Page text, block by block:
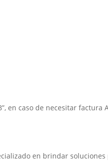
en caso de necesitar
en brindar